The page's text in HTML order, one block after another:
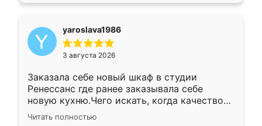
yaroslava1986
3 августа 2026
Заказала себе новый шкаф в студии
Ренессанс где ранее заказывала себе
новую кухню.Чего искать, когда качеством
вполне довольна. Служит кухня уже почти
два года, нареканий нет.
Читать полностью